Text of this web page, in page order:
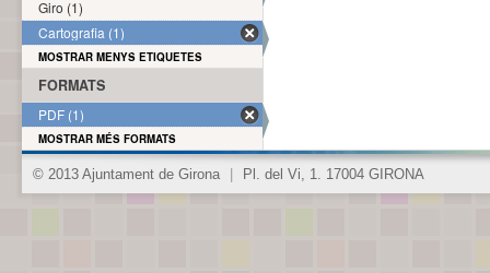
Giro (1)
Cartografia (1)
MOSTRAR MENYS ETIQUETES
FORMATS
PDF (1)
MOSTRAR MÉS FORMATS
© 2013 Ajuntament de Girona Pl. del Vi, 1. 17004 GIRONA